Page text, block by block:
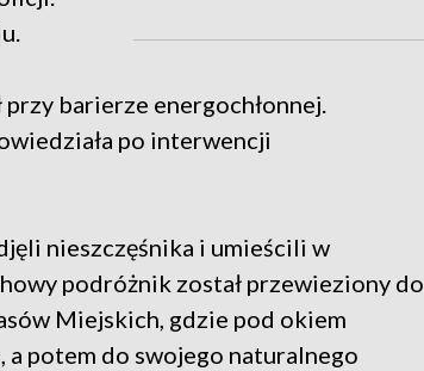
barierze energochłonnej.
po interwencji
nieszczęśnika i umieścili w
podróżnik został przewieziony do
Miejskich, gdzie pod okiem
a potem do swojego naturalnego